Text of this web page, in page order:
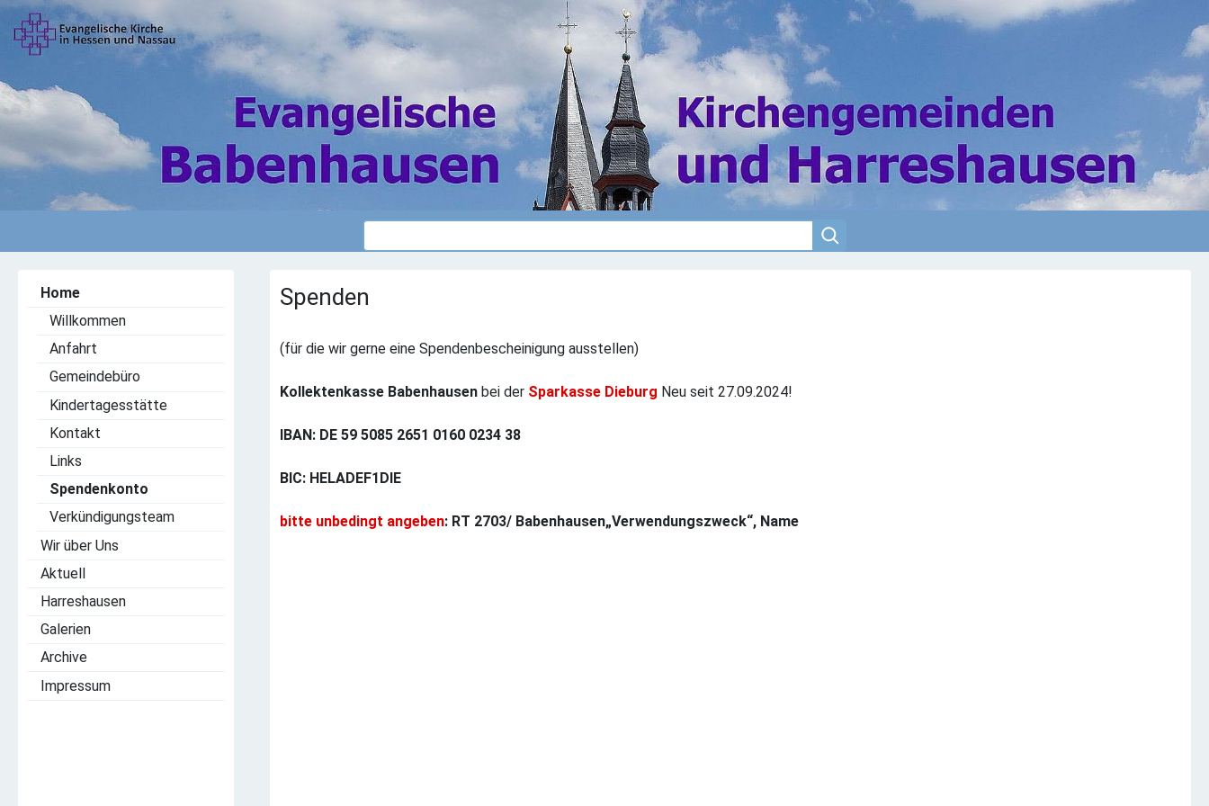
Home
Willkommen
Anfahrt
Gemeindebüro
Kindertagesstätte
Kontakt
Links
Spendenkonto
Verkündigungsteam
Wir über Uns
Aktuell
Harreshausen
Galerien
Archive
Impressum
Spenden
(für die wir gerne eine Spendenbescheinigung ausstellen)
Kollektenkasse Babenhausen bei der Sparkasse Dieburg Neu seit 27.09.2024!
IBAN: DE 59 5085 2651 0160 0234 38
BIC: HELADEF1DIE
bitte unbedingt angeben: RT 2703/ Babenhausen„Verwendungszweck“, Name